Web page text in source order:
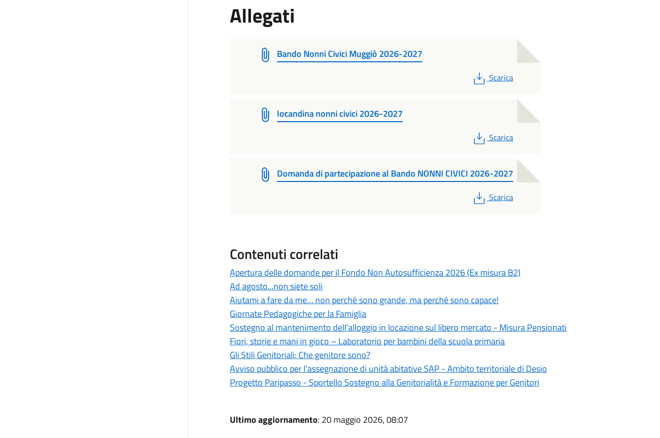
Allegati
Bando Nonni Civici Muggiò 2026-2027
PDF
Scarica
locandina nonni civici 2026-2027
PDF
Scarica
Domanda di partecipazione al Bando NONNI CIVICI 2026-2027
PDF
Scarica
Contenuti correlati
Apertura delle domande per il Fondo Non Autosufficienza 2026 (Ex misura B2)
Ad agosto...non siete soli
Aiutami a fare da me… non perché sono grande, ma perché sono capace!
Giornate Pedagogiche per la Famiglia
Sostegno al mantenimento dell’alloggio in locazione sul libero mercato - Misura Pensionati
Fiori, storie e mani in gioco – Laboratorio per bambini della scuola primaria
Gli Stili Genitoriali: Che genitore sono?
Avviso pubblico per l'assegnazione di unità abitative SAP - Ambito territoriale di Desio
Progetto Paripasso - Sportello Sostegno alla Genitorialità e Formazione per Genitori
Ultimo aggiornamento: 20 maggio 2026, 08:07